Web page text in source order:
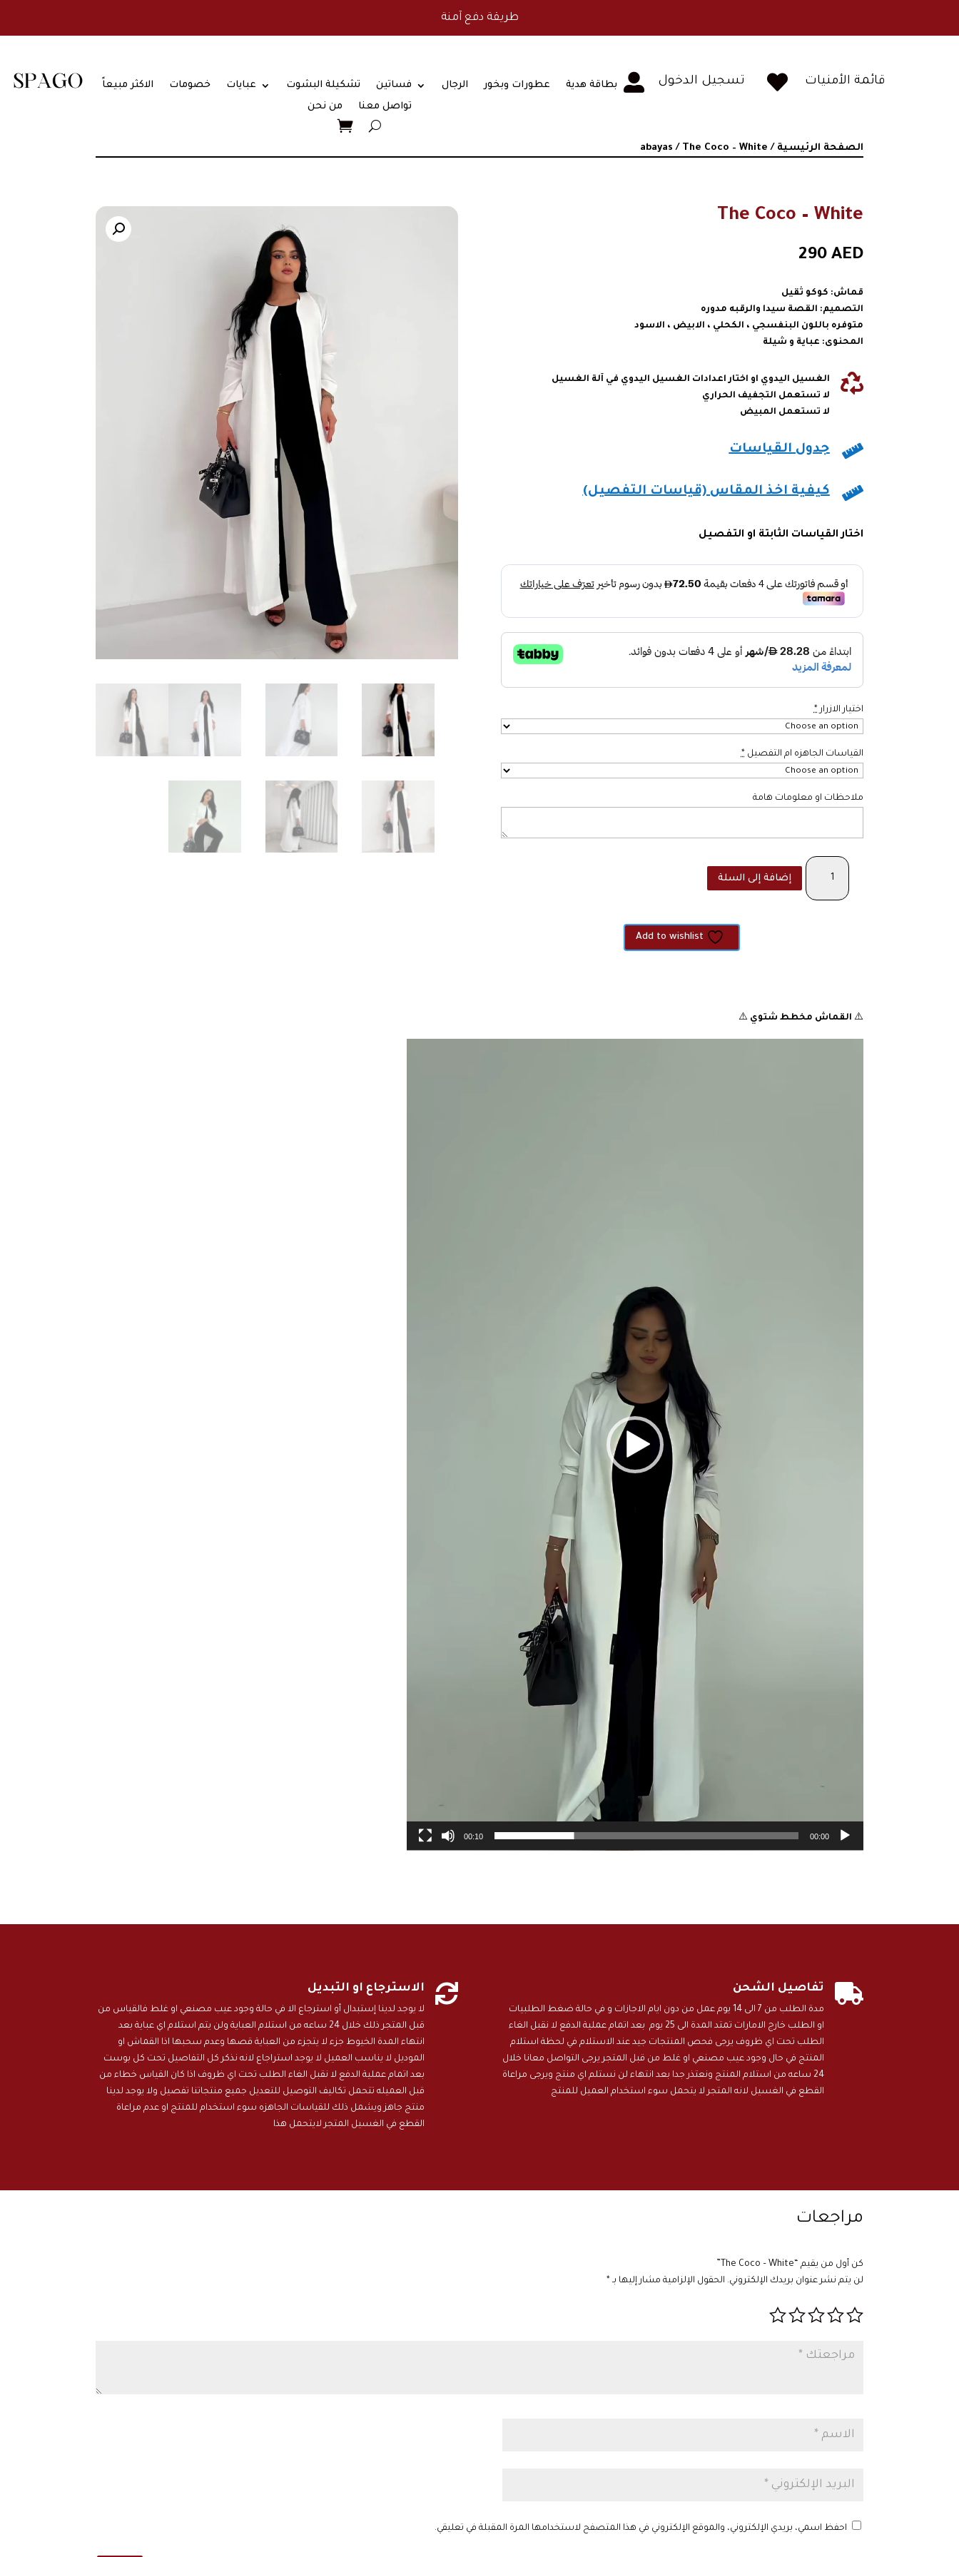
طريقة دفع آمنة
الاكثر مبيعاً خصومات عبايات تشكيلة البشوت فساتين الرجال عطورات وبخور
بطاقة هدية
من نحن
تواصل معنا
 تسجيل الدخول  قائمة الأمنيات
الصفحة الرئيسية /
abayas / The Coco – White
The Coco – White
290 AED
قماش: كوكو ثقيل
التصميم: القصة سيدا والرقبه مدوره
متوفره باللون البنفسجي ، الكحلي ، الابيض ، الاسود
المحنوى: عباية و شيلة

الغسيل اليدوي او اختار اعدادات الغسيل اليدوي في آلة الغسيل
لا تستعمل التجفيف الحراري
لا تستعمل المبيض
 جدول القياسات
 كيفية اخذ المقاس (قياسات التفصيل)
اختار القياسات الثابتة او التفصيل
اختيار الازرار *
القياسات الجاهزه ام التفصيل *
ملاحظات او معلومات هامة
كمية
Coco
إضافة إلى السلة
Add to wishlist
⚠️ القماش مخطط شتوي ⚠️
00:00
00:10
 الاسترجاع او التبديل
لا يوجد لدينا إستبدال أو استرجاع الا في حالة وجود عيب مصنعي او غلط فالقياس من
قبل المتجر ذلك خلال 24 ساعه من استلام العباية ولن يتم استلام اي عباية بعد
انتهاء المدة الخيوط جزء لا يتجزء من العباية قصها وعدم سحبها اذا القماش او
الموديل لا يناسب العميل لا يوجد استراجاع لانه نذكر كل التفاصيل تحت كل بوست
بعد اتمام عملية الدفع لا نقبل الغاء الطلب تحت اي ظروف اذا كان القياس خطاء من
قبل العميله تتحمل تكاليف التوصيل للتعديل جميع منتجاتنا تفصيل ولا يوجد لدينا
منتج جاهز ويشمل ذلك للقياسات الجاهزه سوء استخدام للمنتج او عدم مراعاة
القطع في الغسيل المتجر لايتحمل هذا
 تفاصيل الشحن
مدة الطلب من 7 الى 14 يوم عمل من دون ايام الاجازات و في حالة ضغط الطلبيات
او الطلب خارج الامارات تمتد المدة الى 25 يوم بعد اتمام عملية الدفع لا نقبل الغاء
الطلب تحت اي ظروف يرجى فحص المنتجات جيد عند الاستلام في لحظة استلام
المنتج في حال وجود عيب مصنعي او غلط من قبل المتجر يرجى التواصل معانا خلال
24 ساعه من استلام المنتج ونعتذر جدا بعد انتهاء لن نستلم اي منتج ويرجى مراعاة
القطع في الغسيل لانه المتجر لا يتحمل سوء استخدام العميل للمنتج
مراجعات
كن أول من يقيم “The Coco – White”
لن يتم نشر عنوان بريدك الإلكتروني. الحقول الإلزامية مشار إليها بـ *
احفظ اسمي، بريدي الإلكتروني، والموقع الإلكتروني في هذا المتصفح لاستخدامها المرة المقبلة في تعليقي.